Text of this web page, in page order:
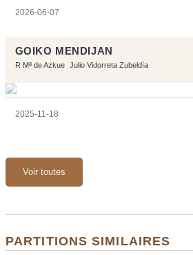
2026-06-07
GOIKO MENDIJAN
R Mª de Azkue Julio Vidorreta Zubeldía
2025-11-18
Voir toutes
PARTITIONS SIMILAIRES